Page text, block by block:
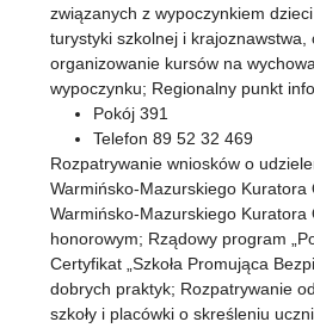
związanych z wypoczynkiem
turystyki szkolnej i
organizowanie kursów na
wypoczynku; Regionalny punkt
Pokój 391
Telefon 89 52 32 469
Rozpatrywanie wniosków o
Warmińsko-Mazurskiego Kuratora
Warmińsko-Mazurskiego Kuratora
honorowym; Rządowy program
Certyfikat „Szkoła Promująca
dobrych praktyk; Rozpatrywanie
szkoły i placówki o skreśleniu